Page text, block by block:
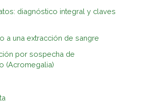
diagnóstico integral y claves
a una extracción de sangre
por sospecha de
(Acromegalia)